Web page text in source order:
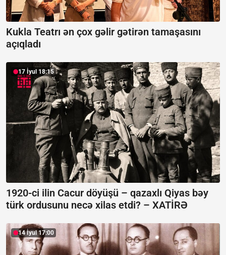
Kukla Teatrı ən çox gəlir gətirən tamaşasını
açıqladı
17 İyul 18:15
1920-ci ilin Cacur döyüşü – qazaxlı Qiyas bəy
türk ordusunu necə xilas etdi? – XATİRƏ
14 İyul 17:00